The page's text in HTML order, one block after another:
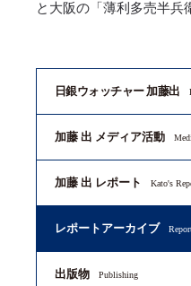
と大阪の「薄利多売半兵
日銀ウォッチャー 加藤出
加藤 出 メディア活動
加藤 出 レポート Kato's
レポートアーカイブ
出版物 Publishing